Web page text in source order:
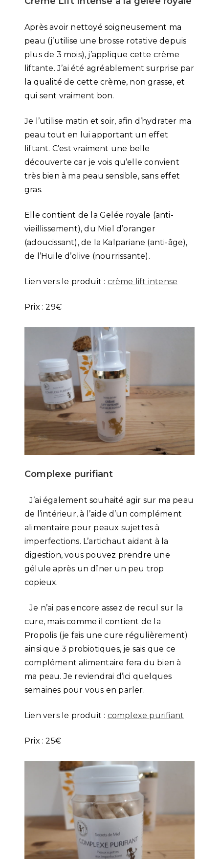
Après avoir nettoyé soigneusement ma
peau (j’utilise une brosse rotative depuis
plus de 3 mois), j’applique cette crème
liftante. J’ai été agréablement surprise par
la qualité de cette crème, non grasse, et
qui sent vraiment bon.
Je l’utilise matin et soir, afin d’hydrater ma
peau tout en lui apportant un effet
liftant. C’est vraiment une belle
découverte car je vois qu’elle convient
très bien à ma peau sensible, sans effet
gras.
Elle contient de la Gelée royale (anti-
vieillissement), du Miel d’oranger
(adoucissant), de la Kalpariane (anti-âge),
de l’Huile d’olive (nourrissante).
Lien vers le produit : crème lift intense
Prix : 29€
Complexe purifiant
J’ai également souhaité agir sur ma peau
de l’intérieur, à l’aide d’un complément
alimentaire pour peaux sujettes à
imperfections. L’artichaut aidant à la
digestion, vous pouvez prendre une
gélule après un dîner un peu trop
copieux.
Je n’ai pas encore assez de recul sur la
cure, mais comme il contient de la
Propolis (je fais une cure régulièrement)
ainsi que 3 probiotiques, je sais que ce
complément alimentaire fera du bien à
ma peau. Je reviendrai d’ici quelques
semaines pour vous en parler.
Lien vers le produit : complexe purifiant
Prix : 25€